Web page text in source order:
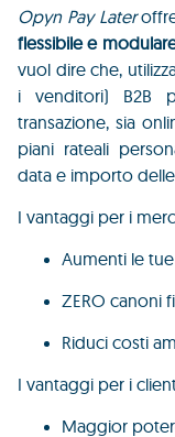
Opyn Pay Later
flessibile e
vuol dire che,
i venditori) B2B
transazione, sia
piani rateali
data e importo
I vantaggi per i
Aumenti le
ZERO canoni
Riduci costi
I vantaggi per i
Maggior